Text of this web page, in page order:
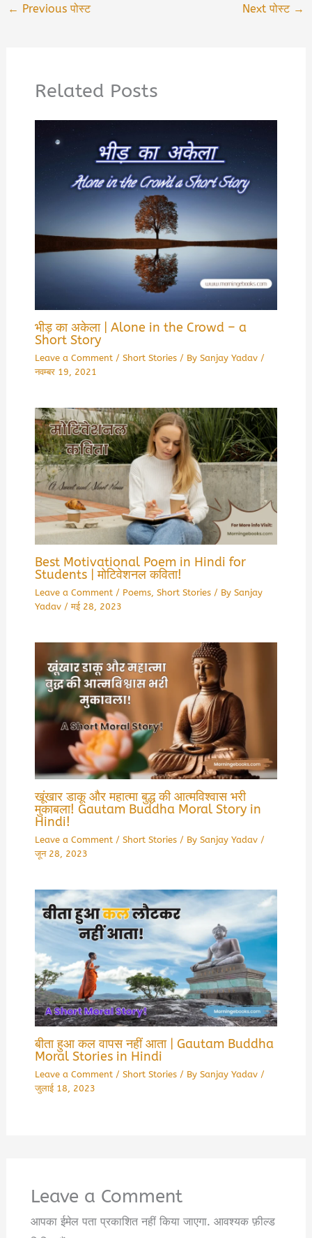
← Previous पोस्ट Next पोस्ट →
Related Posts
भीड़ का अकेला | Alone in the Crowd – a
Short Story
Leave a Comment / Short Stories/ By Sanjay Yadav /
नवम्बर 19, 2021
Best Motivational Poem in Hindi for
Students | मोटिवेशनल कविता!
Leave a Comment / Poems, Short Stories/ By Sanjay
Yadav /मई 28, 2023
खूंखार डाकू और महात्मा बुद्ध की आत्मविश्वास भरी
मुकाबला! Gautam Buddha Moral Story in
Hindi!
Leave a Comment / Short Stories/ By Sanjay Yadav /
जून 28, 2023
बीता हुआ कल वापस नहीं आता | Gautam Buddha
Moral Stories in Hindi
Leave a Comment / Short Stories/ By Sanjay Yadav /
जुलाई 18, 2023
Leave a Comment
आपका ईमेल पता प्रकाशित नहीं किया जाएगा. आवश्यक फ़ील्ड